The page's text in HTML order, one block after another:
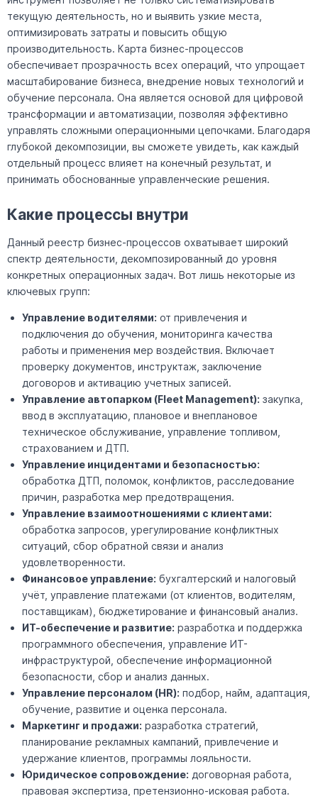
текущую деятельность, но и выявить узкие места,
оптимизировать затраты и повысить общую
производительность. Карта бизнес-процессов
обеспечивает прозрачность всех операций, что упрощает
масштабирование бизнеса, внедрение новых технологий и
обучение персонала. Она является основой для цифровой
трансформации и автоматизации, позволяя эффективно
управлять сложными операционными цепочками. Благодаря
глубокой декомпозиции, вы сможете увидеть, как каждый
отдельный процесс влияет на конечный результат, и
принимать обоснованные управленческие решения.
Какие процессы внутри
Данный реестр бизнес-процессов охватывает широкий
спектр деятельности, декомпозированный до уровня
конкретных операционных задач. Вот лишь некоторые из
ключевых групп:
Управление водителями: от привлечения и
подключения до обучения, мониторинга качества
работы и применения мер воздействия. Включает
проверку документов, инструктаж, заключение
договоров и активацию учетных записей.
Управление автопарком (Fleet Management): закупка,
ввод в эксплуатацию, плановое и внеплановое
техническое обслуживание, управление топливом,
страхованием и ДТП.
Управление инцидентами и безопасностью:
обработка ДТП, поломок, конфликтов, расследование
причин, разработка мер предотвращения.
Управление взаимоотношениями с клиентами:
обработка запросов, урегулирование конфликтных
ситуаций, сбор обратной связи и анализ
удовлетворенности.
Финансовое управление: бухгалтерский и налоговый
учёт, управление платежами (от клиентов, водителям,
поставщикам), бюджетирование и финансовый анализ.
ИТ-обеспечение и развитие: разработка и поддержка
программного обеспечения, управление ИТ-
инфраструктурой, обеспечение информационной
безопасности, сбор и анализ данных.
Управление персоналом (HR): подбор, найм, адаптация,
обучение, развитие и оценка персонала.
Маркетинг и продажи: разработка стратегий,
планирование рекламных кампаний, привлечение и
удержание клиентов, программы лояльности.
Юридическое сопровождение: договорная работа,
правовая экспертиза, претензионно-исковая работа.